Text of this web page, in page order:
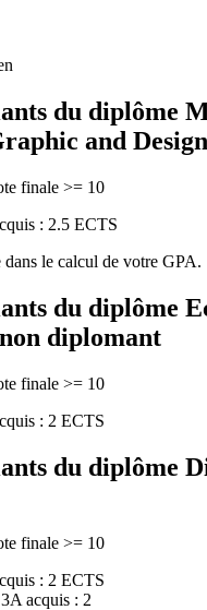
du diplôme
and Design
finale >= 10
: 2.5 ECTS
le calcul de votre GPA.
du diplôme
diplomant
finale >= 10
: 2 ECTS
du diplôme
finale >= 10
: 2 ECTS
acquis : 2